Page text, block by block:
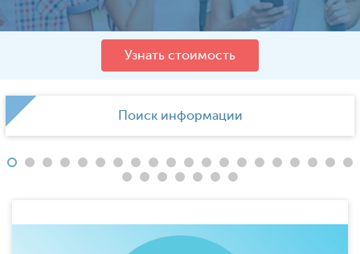
Узнать стоимость
Поиск информации